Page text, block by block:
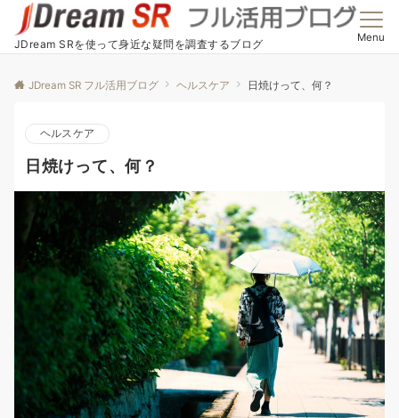
JDream SRを使って身近な疑問を調査するブログ
Menu
JDream SR フル活用ブログ ヘルスケア 日焼けって、何？
ヘルスケア
日焼けって、何？